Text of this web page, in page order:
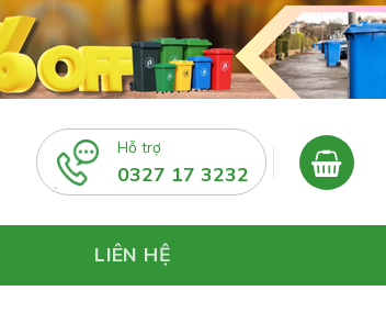
Hỗ trợ
0327 17 3232
LIÊN HỆ